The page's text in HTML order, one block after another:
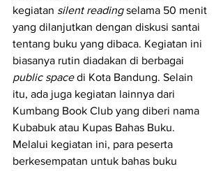
kegiatan silent reading selama 50 menit
yang dilanjutkan dengan diskusi santai
tentang buku yang dibaca. Kegiatan ini
biasanya rutin diadakan di berbagai
public space di Kota Bandung. Selain
itu, ada juga kegiatan lainnya dari
Kumbang Book Club yang diberi nama
Kubabuk atau Kupas Bahas Buku.
Melalui kegiatan ini, para peserta
berkesempatan untuk bahas buku